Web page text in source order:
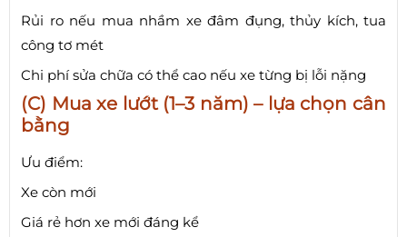
Rủi ro nếu mua nhầm xe đâm đụng, thủy kích, tua
công tơ mét
Chi phí sửa chữa có thể cao nếu xe từng bị lỗi nặng
(C) Mua xe lướt (1–3 năm) – lựa chọn cân
bằng
Ưu điểm:
Xe còn mới
Giá rẻ hơn xe mới đáng kể